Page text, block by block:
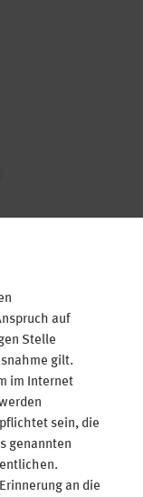
auf
Stelle
gilt.
im Internet
sein, die
genannten
an die